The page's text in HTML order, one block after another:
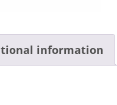
information